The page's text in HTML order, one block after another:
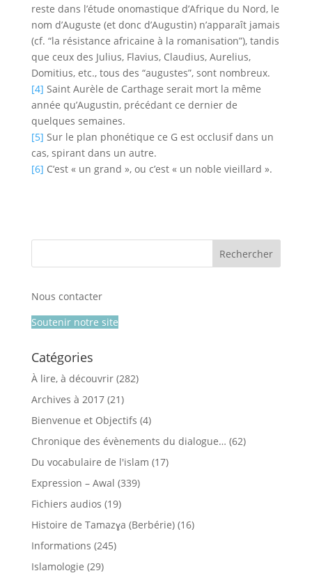
reste dans l’étude onomastique d’Afrique du Nord, le
nom d’Auguste (et donc d’Augustin) n’apparaît jamais
(cf. “la résistance africaine à la romanisation”), tandis
que ceux des Julius, Flavius, Claudius, Aurelius,
Domitius, etc., tous des “augustes”, sont nombreux.
[4] Saint Aurèle de Carthage serait mort la même
année qu’Augustin, précédant ce dernier de
quelques semaines.
[5] Sur le plan phonétique ce G est occlusif dans un
cas, spirant dans un autre.
[6] C’est « un grand », ou c’est « un noble vieillard ».
Nous contacter
Soutenir notre site
Catégories
À lire, à découvrir(282)
Archives à 2017(21)
Bienvenue et Objectifs (4)
Chronique des évènements du dialogue… (62)
Du vocabulaire de l'islam (17)
Expression – Awal (339)
Fichiers audios (19)
Histoire de Tamazɣa (Berbérie)(16)
Informations (245)
Islamologie (29)